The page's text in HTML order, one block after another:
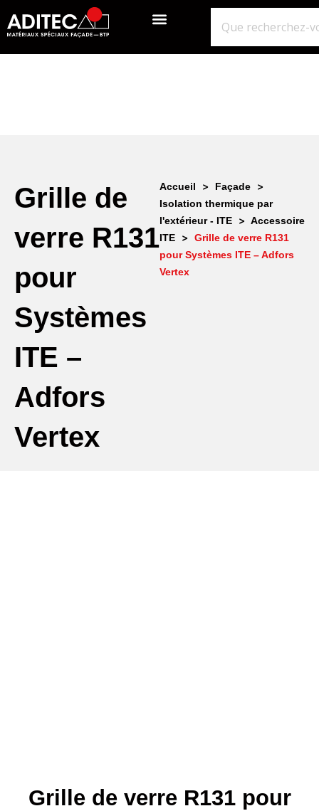
Grille de
verre R131
pour
Systèmes
ITE –
Adfors
Vertex
Accueil > Façade >
Isolation thermique par
l'extérieur - ITE
> Accessoire
ITE
>
Grille de verre R131
pour Systèmes ITE – Adfors
Vertex
Grille de verre R131 pour